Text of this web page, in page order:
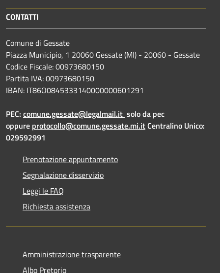
CONTATTI
Comune di Gessate
Piazza Municipio, 1 20060 Gessate (MI) - 20060 - Gessate
Codice Fiscale: 00973680150
Partita IVA: 00973680150
IBAN: IT86O0845333140000000601291
PEC: comune.gessate@legalmail.it solo da pec
oppure protocollo@comune.gessate.mi.itCentralino Unico:
029592991
Prenotazione appuntamento
Segnalazione disservizio
Leggi le FAQ
Richiesta assistenza
Amministrazione trasparente
Albo Pretorio